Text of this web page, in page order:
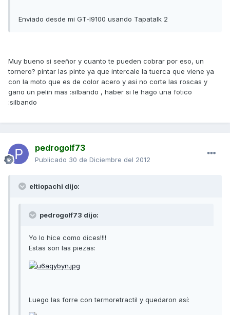
Enviado desde mi GT-I9100 usando Tapatalk 2
Muy bueno si seeñor y cuanto te pueden cobrar por eso, un
tornero? pintar las pinte ya que intercale la tuerca que viene ya
con la moto que es de color acero y asi no corte las roscas y
gano un pelin mas :silbando , haber si le hago una fotico
:silbando
pedrogolf73
Publicado 30 de Diciembre del 2012
eltiopachi dijo:
pedrogolf73 dijo:
Yo lo hice como dices!!!!
Estas son las piezas:
Luego las forre con termoretractil y quedaron así: